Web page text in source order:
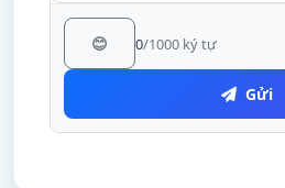
😊 0/1000 ký tự
Gửi